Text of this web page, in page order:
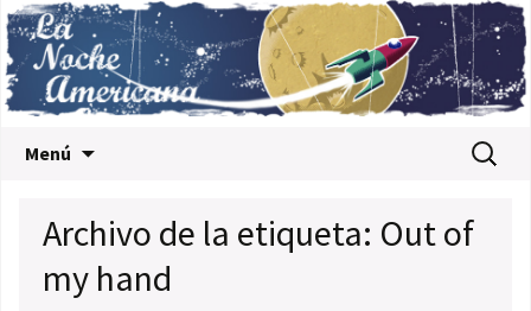
Menú Buscar:
Archivo de la etiqueta: Out of
my hand